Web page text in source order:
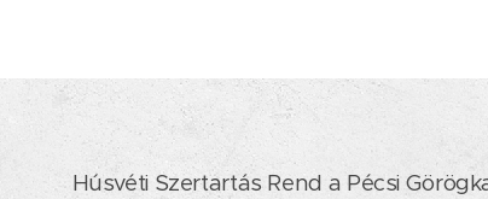
Húsvéti Szertartás Rend a Pécsi